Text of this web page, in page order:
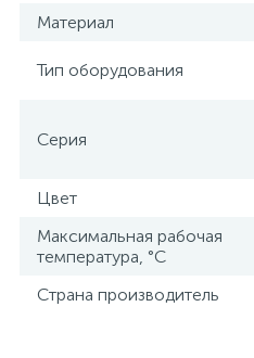
Материал
Тип оборудования
Серия
Цвет
Максимальная рабочая
температура, °С
Страна производитель